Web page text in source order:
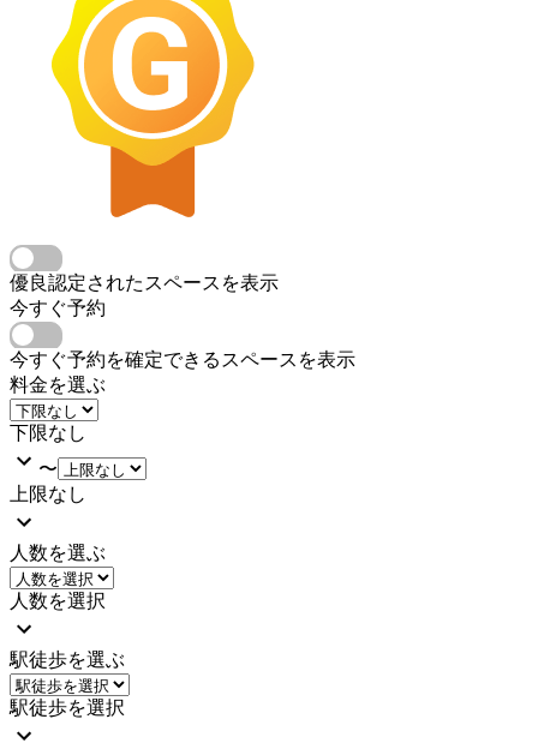
優良認定されたスペースを表示
今すぐ予約
今すぐ予約を確定できるスペースを表示
料金を選ぶ
下限なし
〜
上限なし
人数を選ぶ
人数を選択
駅徒歩を選ぶ
駅徒歩を選択